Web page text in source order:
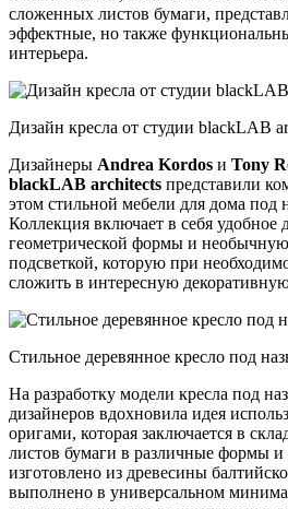
сложенных листов бумаги,
эффектные, но также
интерьера.
Дизайн кресла от студии blackLAB
Дизайнеры Andrea Kordos и Tony
blackLAB architects представили
этом стильной мебели для дома под
Коллекция включает в себя удобное
геометрической формы и
подсветкой, которую при
сложить в интересную
Стильное деревянное кресло под
На разработку модели кресла под
дизайнеров вдохновила идея
оригами, которая заключается в
листов бумаги в различные формы
изготовлено из древесины
выполнено в универсальном